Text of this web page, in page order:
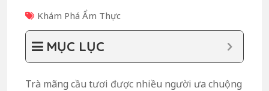
Khám Phá Ẩm Thực
MỤC LỤC
Trà mãng cầu tươi được nhiều người ưa chuộng